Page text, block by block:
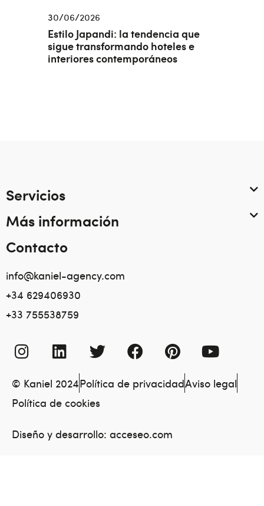
Estilo Japandi: la tendencia que
sigue transformando hoteles e
interiores contemporáneos
30/06/2026
Servicios
Más información
Contacto
info@kaniel-agency.com
+34 629406930
+33 755538759
© Kaniel 2024Política de privacidadAviso legal
Política de cookies
Diseño y desarrollo: acceseo.com